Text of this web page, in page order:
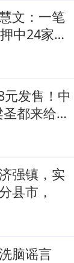
文：一笔
中24家AI
发售！中
都来给他
强镇，实
县市，
脑谣言